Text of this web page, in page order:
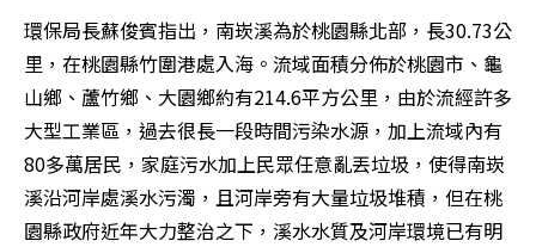
環保局長蘇俊賓指出，南崁溪為於桃園縣北部，長30.73公
里，在桃園縣竹圍港處入海。流域面積分佈於桃園市、龜
山鄉、蘆竹鄉、大園鄉約有214.6平方公里，由於流經許多
大型工業區，過去很長一段時間污染水源，加上流域內有
80多萬居民，家庭污水加上民眾任意亂丟垃圾，使得南崁
溪沿河岸處溪水污濁，且河岸旁有大量垃圾堆積，但在桃
園縣政府近年大力整治之下，溪水水質及河岸環境已有明